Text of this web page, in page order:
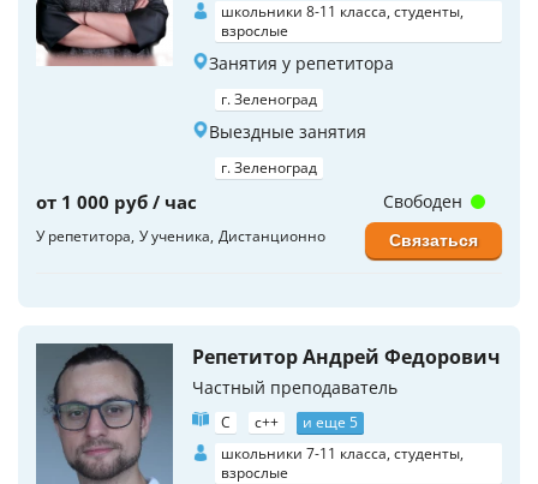
школьники 8-11 класса, студенты,
взрослые
Занятия у репетитора
г. Зеленоград
Выездные занятия
г. Зеленоград
от 1 000 руб / час
У репетитора У ученика Дистанционно
Свободен
Связаться
Репетитор Андрей Федорович
Частный преподаватель
C c++
и еще 5
школьники 7-11 класса, студенты,
взрослые